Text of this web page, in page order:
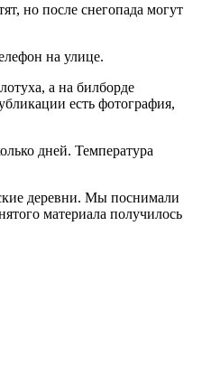
но после снегопада могут
на улице.
а на билборде
есть фотография,
дней. Температура
деревни. Мы поснимали
материала получилось